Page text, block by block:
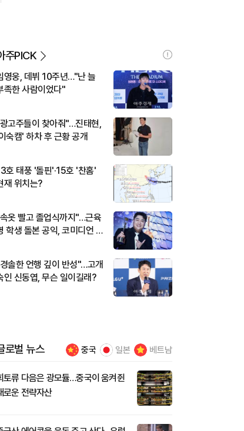
주PICK
영웅, 데뷔 10주년…"난 늘
족한 사람이었다"
고주들이 찾아줘"…진태현,
숙캠' 하차 후 근황 공개
호 태풍 '돌핀'·15호 '찬홈'
재 위치는?
옷 빨고 졸업식까지"…근육
학생 돌본 공익, 코미디언 김
솔한 언행 깊이 반성"…고개
인 신동엽, 무슨 일이길래?
로벌 뉴스 중국 일본 베트남
토류 다음은 광모듈…중국이 움켜쥔
로운 전략자산